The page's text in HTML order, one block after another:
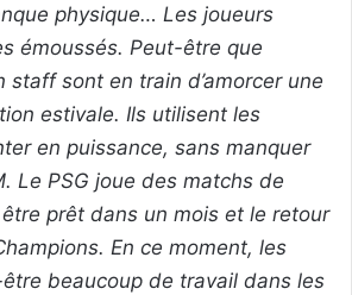
physique… Les joueurs
émoussés. Peut-être que
staff sont en train d’amorcer une
estivale. Ils utilisent les
en puissance, sans manquer
Le PSG joue des matchs de
prêt dans un mois et le retour
En ce moment, les
beaucoup de travail dans les